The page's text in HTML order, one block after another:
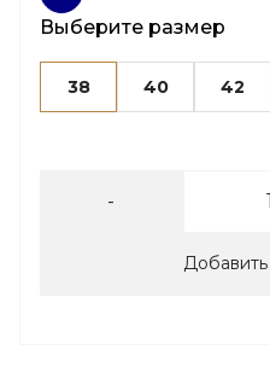
Выберите размер
38 40 42
-